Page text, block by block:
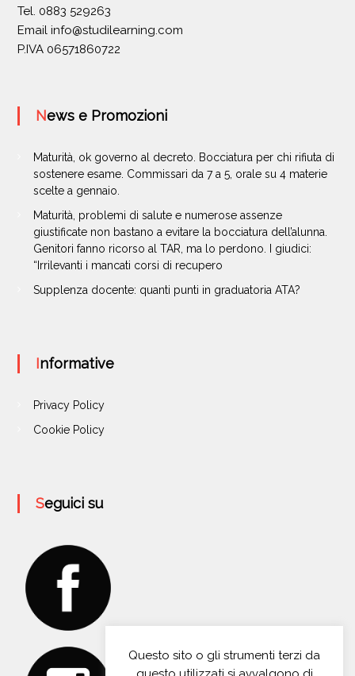
Tel. 0883 529263
Email info@studilearning.com
P.IVA 06571860722
News e Promozioni
Maturità, ok governo al decreto. Bocciatura per chi rifiuta di
sostenere esame. Commissari da 7 a 5, orale su 4 materie
scelte a gennaio.
Maturità, problemi di salute e numerose assenze
giustificate non bastano a evitare la bocciatura dell’alunna.
Genitori fanno ricorso al TAR, ma lo perdono. I giudici:
“Irrilevanti i mancati corsi di recupero
Supplenza docente: quanti punti in graduatoria ATA?
Informative
Privacy Policy
Cookie Policy
Seguici su
Questo sito o gli strumenti terzi da